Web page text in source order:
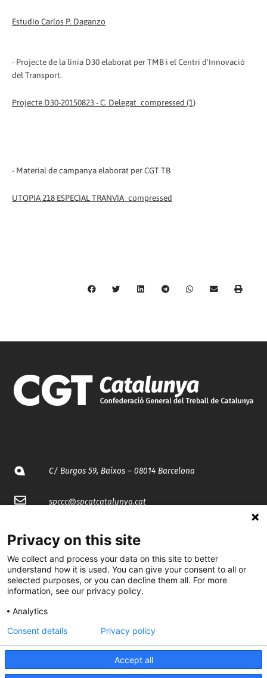
Estudio Carlos P. Daganzo
- Projecte de la línia D30 elaborat per TMB i el Centri d'Innovació
del Transport.
Projecte D30-20150823 - C. Delegat_compressed (1)
- Material de campanya elaborat per CGT TB
UTOPIA 218 ESPECIAL TRANVIA_compressed
C/ Burgos 59, Baixos – 08014 Barcelona
spccc@spcgtcatalunya.cat
@CGTCatalunya
cgtcatalunya
CGTCatalunya
cgtcatalunya
Privacy on this site
We collect and process your data on this site to better
understand how it is used. You can give your consent to all or
selected purposes, or you can decline them all. For more
information, see our privacy policy.
Analytics
Accept all
Consent details Privacy policy